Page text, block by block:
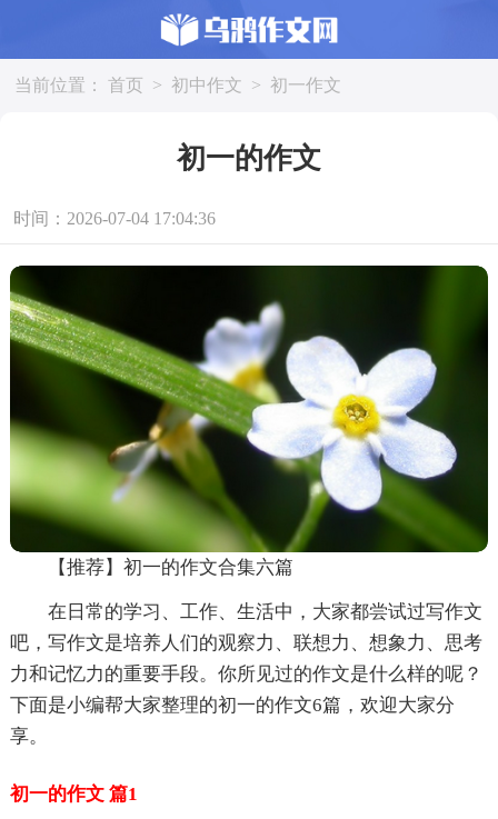
当前位置： 首页 > 初中作文 > 初一作文
初一的作文
时间：2026-07-04 17:04:36
【推荐】初一的作文合集六篇
在日常的学习、工作、生活中，大家都尝试过写作文
吧，写作文是培养人们的观察力、联想力、想象力、思考
力和记忆力的重要手段。你所见过的作文是什么样的呢？
下面是小编帮大家整理的初一的作文6篇，欢迎大家分
享。
初一的作文 篇1